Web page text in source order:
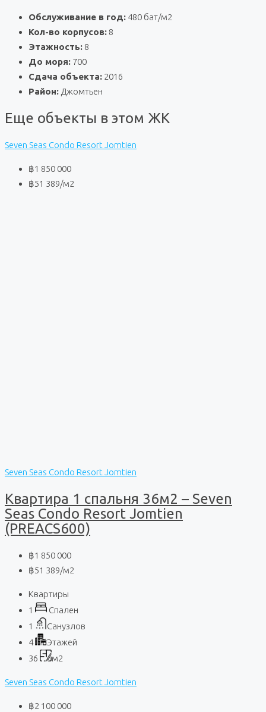
Обслуживание в год: 480 бат/м2
Кол-во корпусов: 8
Этажность: 8
До моря: 700
Сдача объекта: 2016
Район: Джомтьен
Еще объекты в этом ЖК
Seven Seas Condo Resort Jomtien
฿1 850 000
฿51 389/м2
Seven Seas Condo Resort Jomtien
Квартира 1 спальня 36м2 – Seven
Seas Condo Resort Jomtien
(PREACS600)
฿1 850 000
฿51 389/м2
Квартиры
1
Спален
1
Санузлов
4
Этажей
36
м2
Seven Seas Condo Resort Jomtien
฿2 100 000